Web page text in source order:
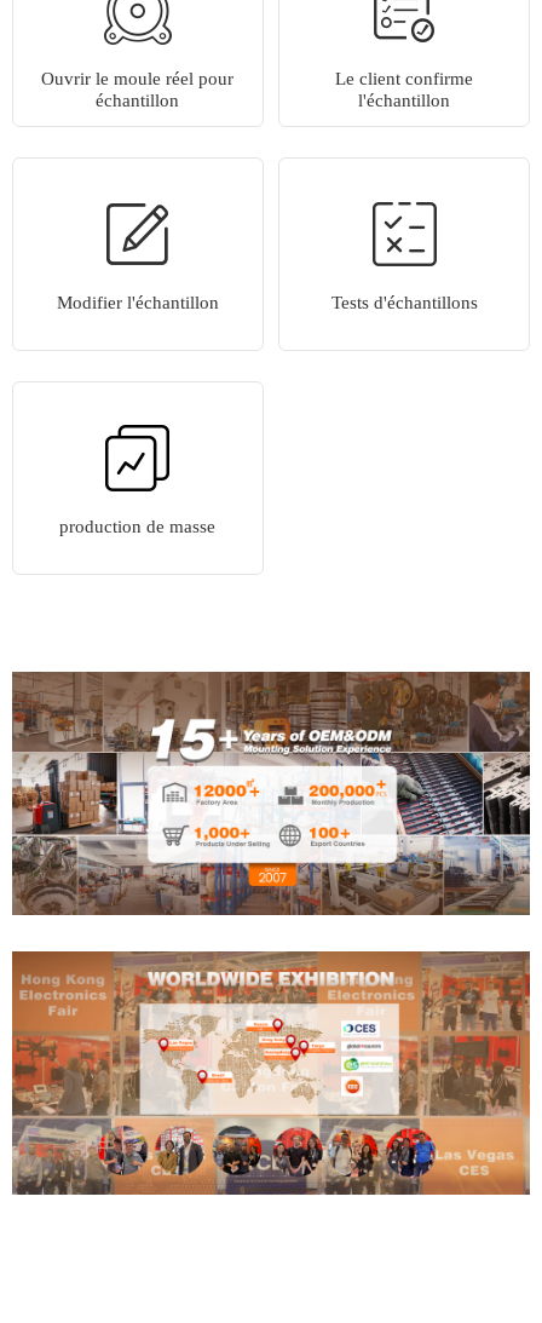
Ouvrir le moule réel pour
échantillon
Le client confirme
l'échantillon
Modifier l'échantillon Tests d'échantillons
production de masse